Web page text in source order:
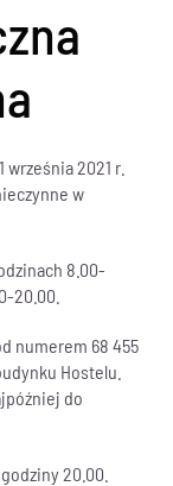
2021 r.
w
8.00-
20.00.
numerem 68 455
Hostelu.
do
20.00.